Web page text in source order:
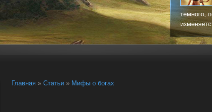
темного,
Главная » Статьи » Мифы о богах